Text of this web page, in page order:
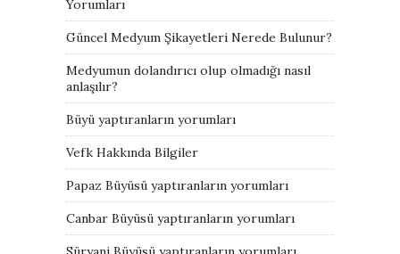
Yorumları
Güncel Medyum Şikayetleri Nerede Bulunur?
Medyumun dolandırıcı olup olmadığı nasıl
anlaşılır?
Büyü yaptıranların yorumları
Vefk Hakkında Bilgiler
Papaz Büyüsü yaptıranların yorumları
Canbar Büyüsü yaptıranların yorumları